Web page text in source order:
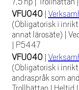
VFU040 |
(Obligatorisk i
annat lärosäte) |
| P5447
VFU040 |
(Obligatorisk i
andraspråk som
Trollhättan | Heltid |